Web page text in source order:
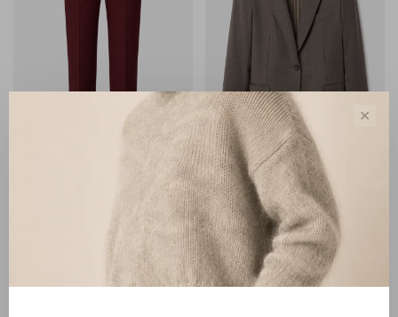
Filippa K Emma Cropped
Cool Wool Trousers
bordeaux burgundy
Filippa K
Filippa K Sasha Cool Wool
Blazer driftwood
€390,00
BACK IN STOCK
✕